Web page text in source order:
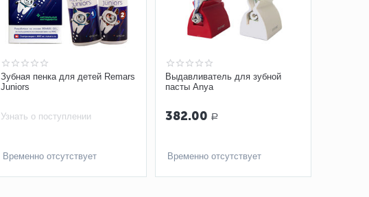
Зубная пенка для детей Remars
Juniors
Узнать о поступлении
Временно отсутствует
Выдавливатель для зубной
пасты Anya
382.00 Р
Временно отсутствует